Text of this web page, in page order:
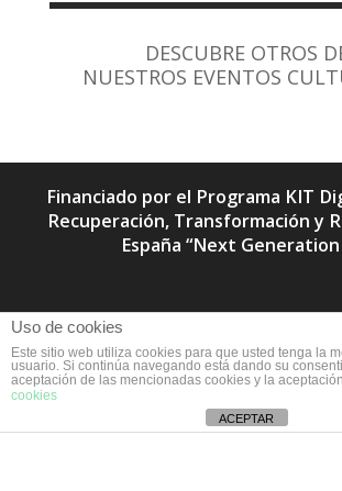
DESCUBRE OTROS
NUESTROS EVENTOS
Financiado por el Programa KIT
Recuperación, Transformación y
España “Next Generation
Uso de cookies
Este sitio web utiliza cookies para que usted tenga la
usuario. Si continúa navegando está dando su
aceptación de las mencionadas cookies y la
cookies
ACEPTAR